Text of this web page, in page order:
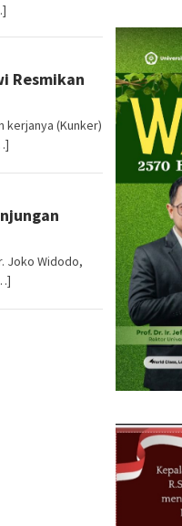
Resmikan
kerjanya (Kunker)
Joko Widodo,